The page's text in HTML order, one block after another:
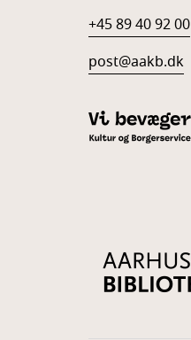
+45 89 40 92 00
post@aakb.dk